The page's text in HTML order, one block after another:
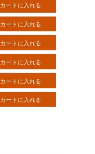
カートに入れる
カートに入れる
カートに入れる
カートに入れる
カートに入れる
カートに入れる